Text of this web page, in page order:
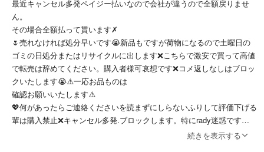
最近キャンセル多発ペイジー払いなので会社が違うので全額戻りませ
ん。
その場合全額払って貰います✗
🌷売れなければ処分早いです😭新品もですが荷物になるので土曜日の
ゴミの日処分またはリサイクルに出します❌こちらで激安で買って高値
で転売は辞めてください。購入者様可哀想です❌コメ返しなしはブロッ
クいたします😭⚠️一応お品ものは
確認お願いいたします⚠️
💖何があったらご連絡くださいを読まずにしらないふりして評価下げる
輩は購入禁止❌キャンセル多発.ブロックします。特にrady迷惑です
続きを表示する